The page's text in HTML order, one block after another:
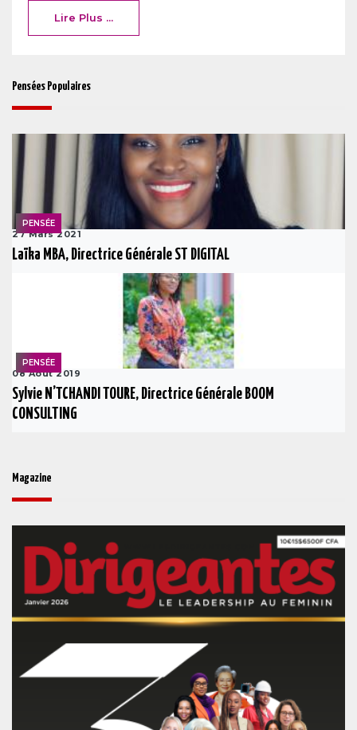
Lire Plus ...
Pensées Populaires
PENSÉE
27 Mars 2021
Laïka MBA, Directrice Générale ST DIGITAL
PENSÉE
08 Août 2019
Sylvie N’TCHANDI TOURE, Directrice Générale BOOM
CONSULTING
Magazine